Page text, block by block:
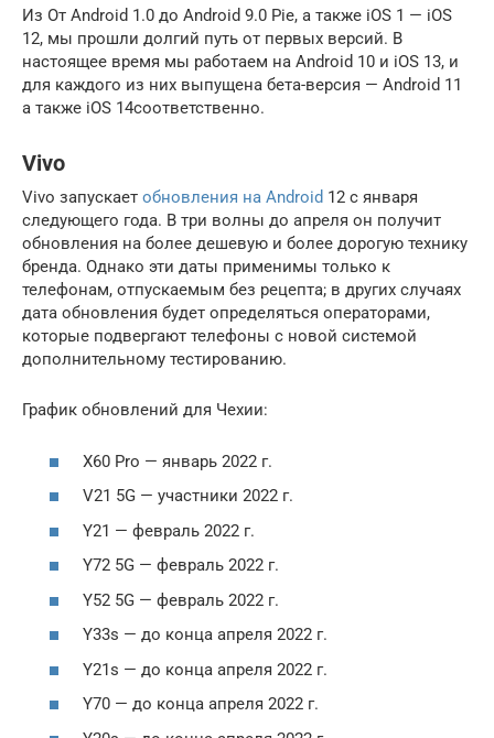
Из От Android 1.0 до Android 9.0 Pie, а также iOS 1 — iOS
12, мы прошли долгий путь от первых версий. В
настоящее время мы работаем на Android 10 и iOS 13, и
для каждого из них выпущена бета-версия — Android 11
а также iOS 14соответственно.
Vivo
Vivo запускает обновления на Android 12 с января
следующего года. В три волны до апреля он получит
обновления на более дешевую и более дорогую технику
бренда. Однако эти даты применимы только к
телефонам, отпускаемым без рецепта; в других случаях
дата обновления будет определяться операторами,
которые подвергают телефоны с новой системой
дополнительному тестированию.
График обновлений для Чехии:
X60 Pro — январь 2022 г.
V21 5G — участники 2022 г.
Y21 — февраль 2022 г.
Y72 5G — февраль 2022 г.
Y52 5G — февраль 2022 г.
Y33s — до конца апреля 2022 г.
Y21s — до конца апреля 2022 г.
Y70 — до конца апреля 2022 г.